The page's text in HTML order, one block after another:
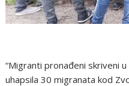
“Migranti pronađeni skriveni u
uhapsila 30 migranata kod